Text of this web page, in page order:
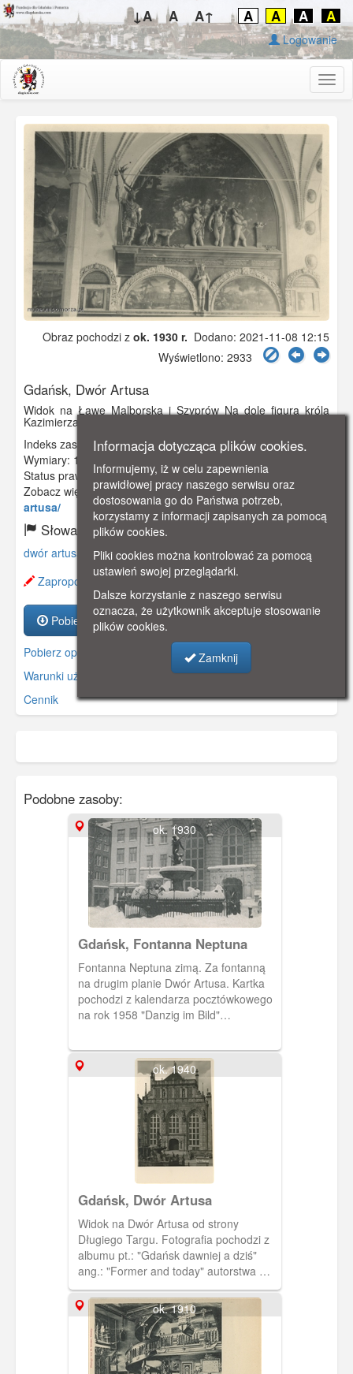
↓A A A↑ A A A A
Logowanie
Obraz pochodzi z ok. 1930 r. Dodano: 2021-11-08 12:15
Wyświetlono: 2933
Gdańsk, Dwór Artusa
Widok na Ławę Malborską i Szyprów Na dole figura króla
Kazimierza Jagiellończyka.
Indeks zasobu:GSP02885
Wymiary: 140 x 90 mm
Status prawny:Użycie Niekomercyjne
Zobacz więcej:https://www.gdanskstrefa.com/dwor-
artusa/
Słowa kluczowe:
dwór artusa akteon,ława ,jagiellończyk,
Zaproponuj zmianę opisu.
Pobierz zasób
Pobierz opis
Warunki używania zasobów.
Cennik
Podobne zasoby:
ok. 1930
Gdańsk, Fontanna Neptuna
Fontanna Neptuna zimą. Za fontanną
na drugim planie Dwór Artusa. Kartka
pochodzi z kalendarza pocztówkowego
na rok 1958 "Danzig im Bild"
ok. 1940
Gdańsk, Dwór Artusa
Widok na Dwór Artusa od strony
Długiego Targu. Fotografia pochodzi z
albumu pt.: "Gdańsk dawniej a dziś"
ang.: "Former and today" autorstwa M.
Dobrzykowskiego. W kartonowej
kopercie w kolorze szałwiowej zieleni
jest 14 zdjęć przedwojennego i
powojennego, zruinowanego Gdańska.
Napisy na okładce albumu są
wytłoczone i pozłocone.
ok. 1910
Informacja dotycząca plików cookies.
Informujemy, iż w celu zapewnienia
prawidłowej pracy naszego serwisu oraz
dostosowania go do Państwa potrzeb,
korzystamy z informacji zapisanych za pomocą
plików cookies.
Pliki cookies można kontrolować za pomocą
ustawień swojej przeglądarki.
Dalsze korzystanie z naszego serwisu
oznacza, że użytkownik akceptuje stosowanie
plików cookies.
Zamknij